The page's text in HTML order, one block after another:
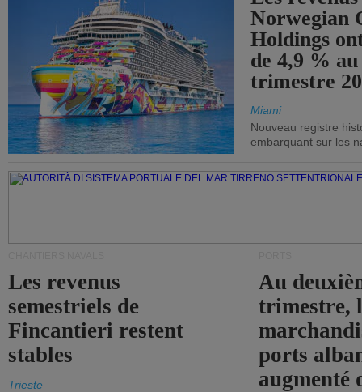
Norwegian
Holdings
de 4,9 %
trimestre
Miami
Nouveau registre
embarquant sur les
Les revenus
semestriels de
Fincantieri restent
stables
Trieste
Au
trimestre,
ports
augmenté